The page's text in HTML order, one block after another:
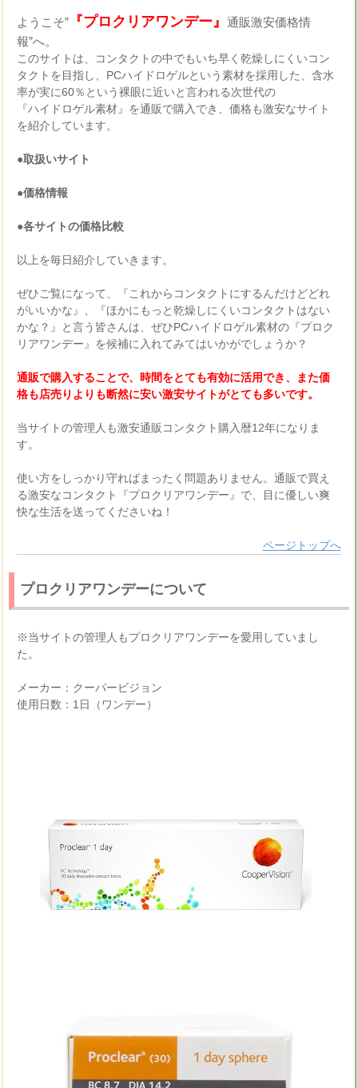
ようこそ” 『プロクリアワンデー』通販激安価格情
報”へ。
このサイトは、コンタクトの中でもいち早く乾燥しにくいコン
タクトを目指し、PCハイドロゲルという素材を採用した、含水
率が実に60％という裸眼に近いと言われる次世代の
『ハイドロゲル素材』を通販で購入でき、価格も激安なサイト
を紹介しています。
●取扱いサイト
●価格情報
●各サイトの価格比較
以上を毎日紹介していきます。
ぜひご覧になって、『これからコンタクトにするんだけどどれ
がいいかな』、『ほかにもっと乾燥しにくいコンタクトはない
かな？』と言う皆さんは、ぜひPCハイドロゲル素材の『プロク
リアワンデー』を候補に入れてみてはいかがでしょうか？
通販で購入することで、時間をとても有効に活用でき、また価
格も店売りよりも断然に安い激安サイトがとても多いです。
当サイトの管理人も激安通販コンタクト購入暦12年になりま
す。
使い方をしっかり守ればまったく問題ありません。通販で買え
る激安なコンタクト『プロクリアワンデー』で、目に優しい爽
快な生活を送ってくださいね！
ページトップへ
プロクリアワンデーについて
※当サイトの管理人もプロクリアワンデーを愛用していまし
た。
メーカー：クーパービジョン
使用日数：1日（ワンデー）